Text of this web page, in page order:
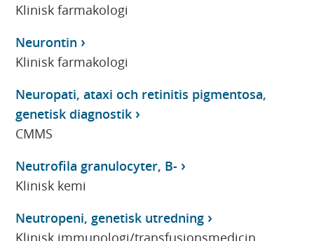
Klinisk farmakologi
Neurontin
Klinisk farmakologi
Neuropati, ataxi och retinitis pigmentosa,
genetisk diagnostik
CMMS
Neutrofila granulocyter, B-
Klinisk kemi
Neutropeni, genetisk utredning
Klinisk immunologi/transfusionsmedicin